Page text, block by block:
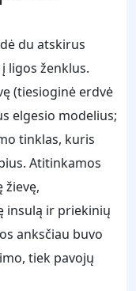
du atskirus
ligos ženklus.
(tiesioginė erdvė
elgesio modelius;
tinklas, kuris
Atitinkamos
insulą ir priekinių
anksčiau buvo
tiek pavojų